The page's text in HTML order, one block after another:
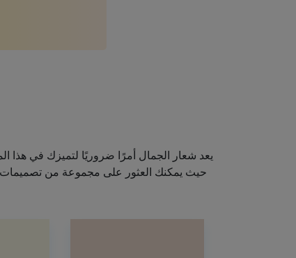
يعد شعار الجمال أمرًا ضروريًا لتميزك في
حيث يمكنك العثور على مجموعة من تصميمات